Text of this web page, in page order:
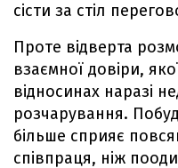
сісти за стіл
Проте відверта
взаємної довіри,
відносинах наразі
розчарування.
більше сприяє
співпраця, ніж